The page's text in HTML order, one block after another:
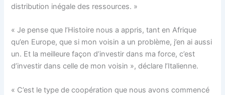
distribution inégale des ressources. »
« Je pense que l’Histoire nous a appris, tant en Afrique
qu’en Europe, que si mon voisin a un problème, j’en ai aussi
un. Et la meilleure façon d’investir dans ma force, c’est
d’investir dans celle de mon voisin », déclare l’Italienne.
« C’est le type de coopération que nous avons commencé